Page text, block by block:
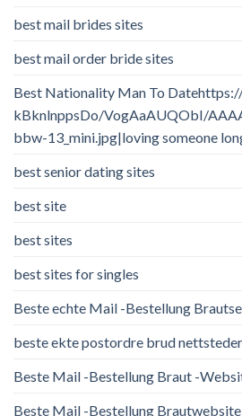
best mail brides sites
best mail order bride sites
Best Nationality Man To
kBknlnppsDo/VogAaAUQObI/
bbw-13_mini.jpg|loving someone
best senior dating sites
best site
best sites
best sites for singles
Beste echte Mail -Bestellung
beste ekte postordre brud nettsteder
Beste Mail -Bestellung Braut -
Beste Mail -Bestellung Brautwebsite